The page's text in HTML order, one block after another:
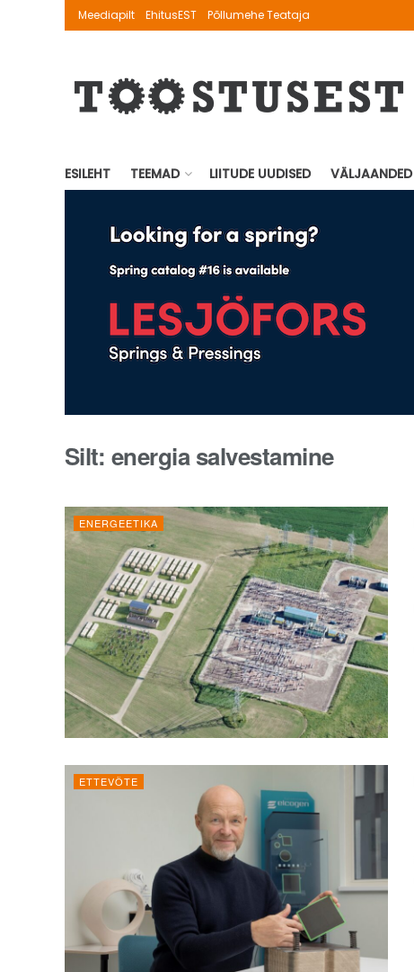
Meediapilt EhitusEST Põllumehe Teataja
ESILEHT TEEMAD LIITUDE UUDISED VÄLJAANDED
Silt: energia salvestamine
ENERGEETIKA
ETTEVÕTE